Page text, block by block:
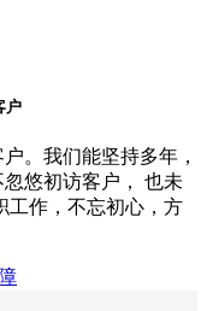
户
。我们能坚持多年，
悠初访客户， 也未
工作，不忘初心，方